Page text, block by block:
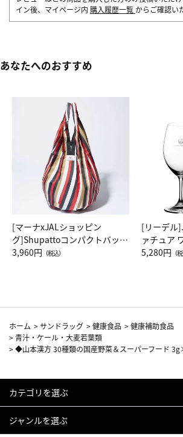
イン後、マイページ内 購入履歴一覧 からご確認い
あなたへのおすすめ
[マーナxJALショッピン
グ]Shupattoコンパクトバッグ
Drop JAL客室乗務員（LC）ス
3,960円 （税込）
[リーデル
ァチュア
ト（レッド
5,280円 （
ホーム >サンドラッグ >健康食品 >健康補助食品
>青汁・ケール・大麦若葉類
>◆山本漢方 30種類の国産野菜＆スーパーフード
カテゴリを選ぶ
ジャンルを選ぶ